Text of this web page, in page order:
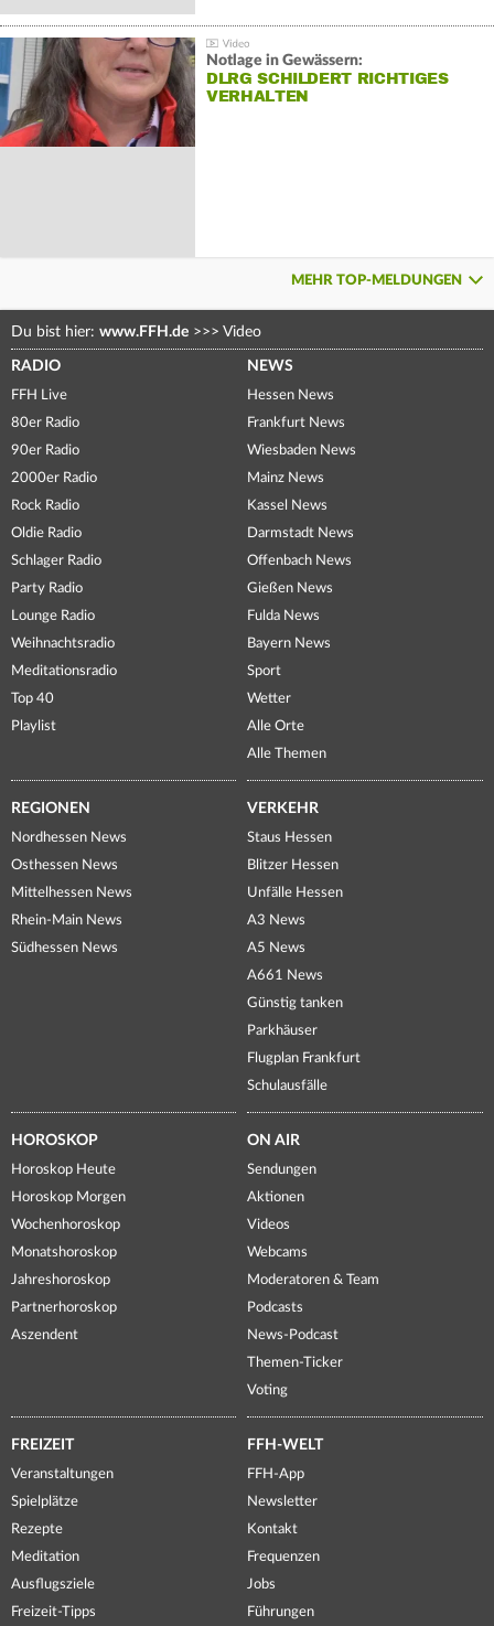
Notlage in Gewässern:
DLRG SCHILDERT RICHTIGES
VERHALTEN
MEHR TOP-MELDUNGEN
Du bist hier: www.FFH.de >>> Video
RADIO
FFH Live
80er Radio
90er Radio
2000er Radio
Rock Radio
Oldie Radio
Schlager Radio
Party Radio
Lounge Radio
Weihnachtsradio
Meditationsradio
Top 40
Playlist
NEWS
Hessen News
Frankfurt News
Wiesbaden News
Mainz News
Kassel News
Darmstadt News
Offenbach News
Gießen News
Fulda News
Bayern News
Sport
Wetter
Alle Orte
Alle Themen
REGIONEN
Nordhessen News
Osthessen News
Mittelhessen News
Rhein-Main News
Südhessen News
VERKEHR
Staus Hessen
Blitzer Hessen
Unfälle Hessen
A3 News
A5 News
A661 News
Günstig tanken
Parkhäuser
Flugplan Frankfurt
Schulausfälle
HOROSKOP
Horoskop Heute
Horoskop Morgen
Wochenhoroskop
Monatshoroskop
Jahreshoroskop
Partnerhoroskop
Aszendent
ON AIR
Sendungen
Aktionen
Videos
Webcams
Moderatoren & Team
Podcasts
News-Podcast
Themen-Ticker
Voting
FREIZEIT
Veranstaltungen
Spielplätze
Rezepte
Meditation
Ausflugsziele
Freizeit-Tipps
FFH-WELT
FFH-App
Newsletter
Kontakt
Frequenzen
Jobs
Führungen